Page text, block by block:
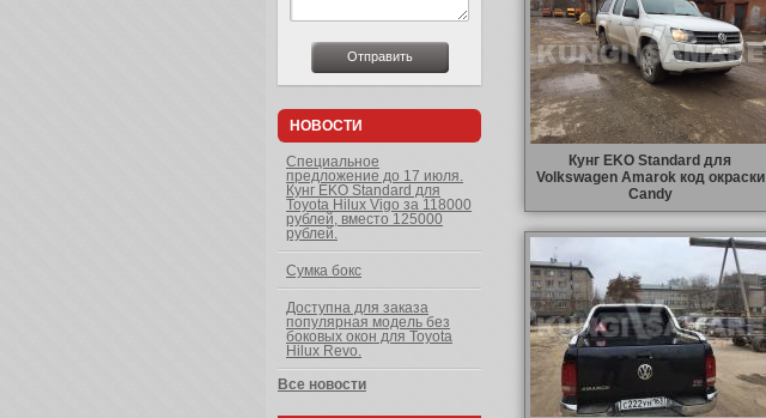
Кунг EKO Standard для
Volkswagen Amarok код окраски
Candy
НОВОСТИ
Специальное
предложение до 17 июля.
Кунг EKO Standard для
Toyota Hilux Vigo за 118000
рублей, вместо 125000
рублей.
Сумка бокс
Доступна для заказа
популярная модель без
боковых окон для Toyota
Hilux Revo.
Все новости